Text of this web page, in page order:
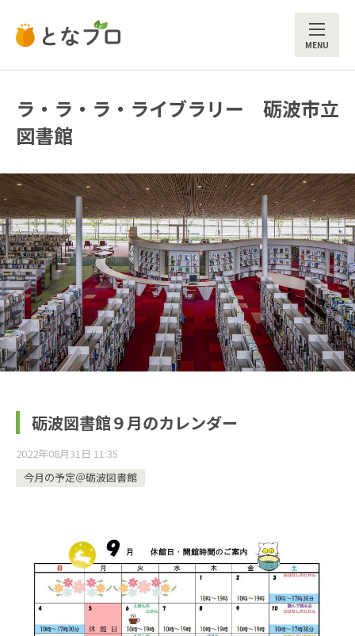
ラ・ラ・ラ・ライブラリー 砺波市立
図書館
砺波図書館９月のカレンダー
2022年08月31日 11:35
今月の予定＠砺波図書館